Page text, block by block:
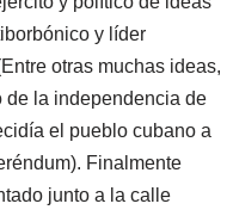
y líder
otras muchas ideas,
de la independencia de
el pueblo cubano a
Finalmente
junto a la calle